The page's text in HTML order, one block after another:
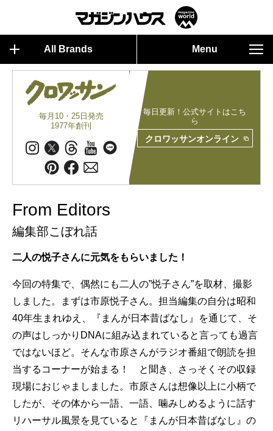
All Brands Menu
毎月10・25日発売
1977年創刊
毎日更新！公式サイトはこち
ら
クロワッサンオンライン
From Editors
編集部こぼれ話
二人の悦子さんに元気をもらいました！
今回の特集で、偶然にも二人の”悦子さん”を取材、撮影
しました。まずは市原悦子さん。担当編集の自分は昭和
40年生まれゆえ、『まんが日本昔ばなし』を通じて、そ
の声はしっかりDNAに組み込まれていると言っても過言
ではないほど。そんな市原さんがラジオ番組で朗読を担
当するコーナーが始まる！ と聞き、さっそくその収録
現場におじゃましました。市原さんは想像以上に小柄で
したが、その体から一語、一語、噛みしめるように話す
リハーサル風景を見ていると『まんが日本昔ばなし』の